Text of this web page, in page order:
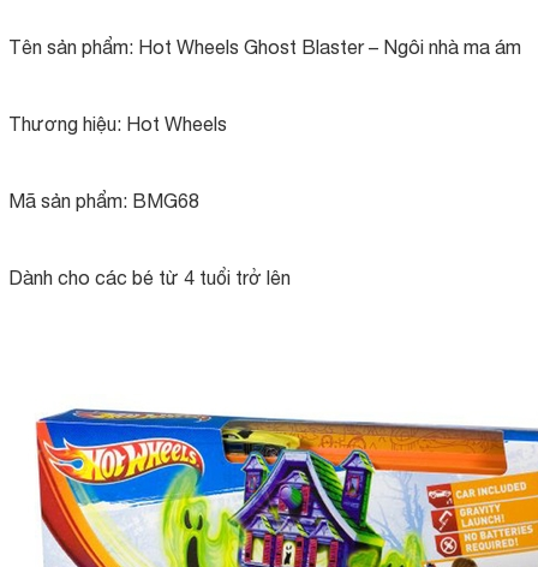
Tên sản phẩm: Hot Wheels Ghost Blaster – Ngôi nhà ma ám
Thương hiệu: Hot Wheels
Mã sản phẩm: BMG68
Dành cho các bé từ 4 tuổi trở lên